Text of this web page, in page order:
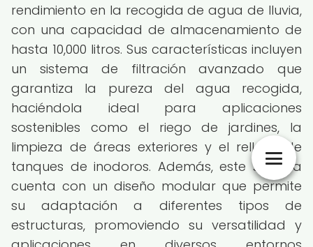
rendimiento en la recogida de agua de lluvia,
con una capacidad de almacenamiento de
hasta 10,000 litros. Sus características incluyen
un sistema de filtración avanzado que
garantiza la pureza del agua recogida,
haciéndola ideal para aplicaciones
sostenibles como el riego de jardines, la
limpieza de áreas exteriores y el relleno de
tanques de inodoros. Además, este sistema
cuenta con un diseño modular que permite
su adaptación a diferentes tipos de
estructuras, promoviendo su versatilidad y